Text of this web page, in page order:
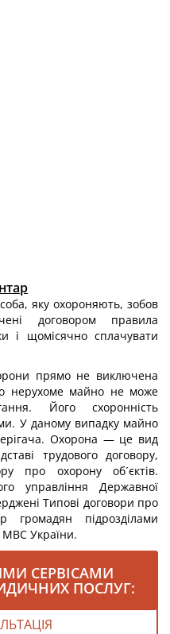
яку охороняють, зобов
договором правила
і щомісячно сплачувати
прямо не виключена
нерухоме майно не може
Його схоронність
У даному випадку майно
Охорона — це вид
трудового договору,
про охорону об´єктів.
управління Державної
Типові договори про
громадян підрозділами
України.
СЕРВІСАМИ
ПОСЛУГ: